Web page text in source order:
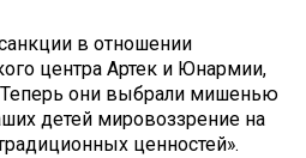
в отношении
центра Артек и Юнармии,
они выбрали мишенью
детей мировоззрение на
ценностей».